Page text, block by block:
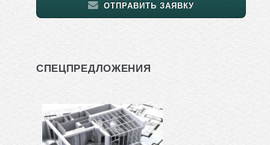
ОТПРАВИТЬ ЗАЯВКУ
СПЕЦПРЕДЛОЖЕНИЯ